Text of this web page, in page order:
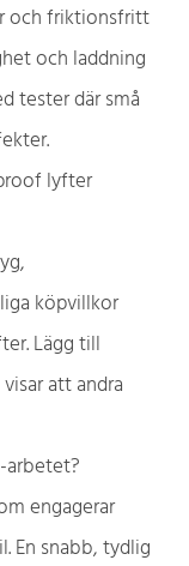
och friktionsfritt
och laddning
tester där små
lyfter
köpvillkor
Lägg till
att andra
arbetet?
engagerar
En snabb, tydlig